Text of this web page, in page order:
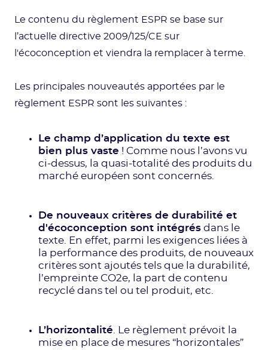
Le contenu du règlement ESPR se base sur
l’actuelle directive 2009/125/CE sur
l'écoconception et viendra la remplacer à terme.
Les principales nouveautés apportées par le
règlement ESPR sont les suivantes :
Le champ d’application du texte est
bien plus vaste ! Comme nous l’avons vu
ci-dessus, la quasi-totalité des produits du
marché européen sont concernés.
De nouveaux critères de durabilité et
d'écoconception sont intégrés dans le
texte. En effet, parmi les exigences liées à
la performance des produits, de nouveaux
critères sont ajoutés tels que la durabilité,
l’empreinte CO2e, la part de contenu
recyclé dans tel ou tel produit, etc.
L’horizontalité . Le règlement prévoit la
mise en place de mesures “horizontales”